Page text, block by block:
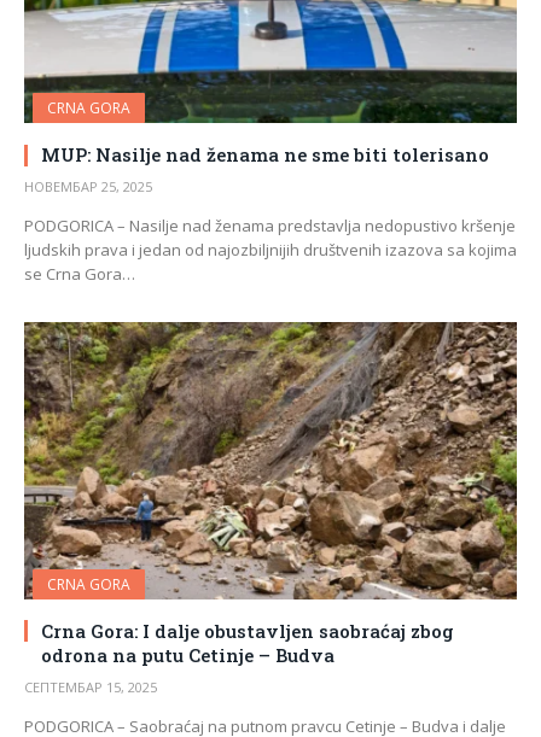
CRNA GORA
MUP: Nasilje nad ženama ne sme biti tolerisano
НОВЕМБАР 25, 2025
PODGORICA – Nasilje nad ženama predstavlja nedopustivo kršenje
ljudskih prava i jedan od najozbiljnijih društvenih izazova sa kojima
se Crna Gora…
CRNA GORA
Crna Gora: I dalje obustavljen saobraćaj zbog
odrona na putu Cetinje – Budva
СЕПТЕМБАР 15, 2025
PODGORICA – Saobraćaj na putnom pravcu Cetinje – Budva i dalje